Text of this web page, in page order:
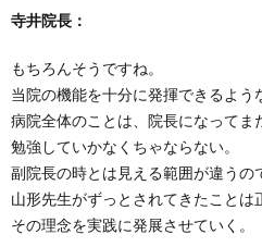
寺井院長：
もちろんそうですね。
当院の機能を十分に発揮できるよう
病院全体のことは、院長になってま
勉強していかなくちゃならない。
副院長の時とは見える範囲が違うの
山形先生がずっとされてきたことは
その理念を実践に発展させていく。